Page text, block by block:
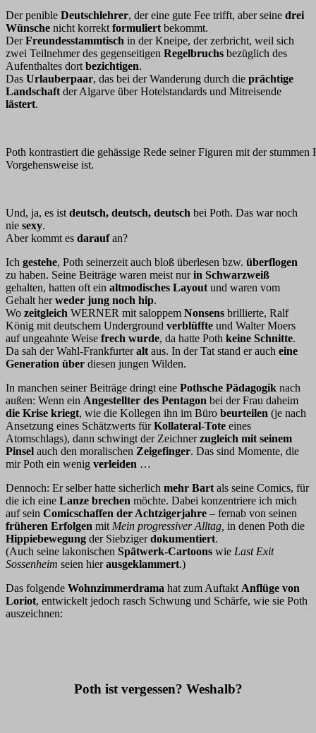
Der penible Deutschlehrer, der eine gute Fee trifft, aber seine drei
Wünsche nicht korrekt formuliert bekommt.
DerFreundesstammtisch in der Kneipe, der zerbricht, weil sich
zwei Teilnehmer des gegenseitigen Regelbruchs bezüglich des
Aufenthaltes dort bezichtigen.
Das Urlauberpaar, das bei der Wanderung durch die prächtige
Landschaft der Algarve über Hotelstandards und Mitreisende
lästert.
Poth kontrastiert die gehässige Rede seiner Figuren mit der
Vorgehensweise ist.
Und, ja, es ist deutsch, deutsch, deutsch bei Poth. Das war noch
nie sexy.
Aber kommt es daraufan?
Ich gestehe, Poth seinerzeit auch bloß überlesen bzw. überflogen
zu haben. Seine Beiträge waren meist nurin Schwarzweiß
gehalten, hatten oft ein altmodisches Layout und waren vom
Gehalt herweder jung noch hip.
Wo zeitgleich WERNER mit saloppem Nonsens brillierte, Ralf
König mit deutschem Underground verblüffte und Walter Moers
auf ungeahnte Weise frech wurde, da hatte Poth keine Schnitte.
Da sah der Wahl-Frankfurteralt aus. In der Tat stand er auch eine
Generation über diesen jungen Wilden.
In manchen seiner Beiträge dringt eine Pothsche Pädagogik nach
außen: Wenn ein Angestellter des Pentagon bei der Frau daheim
die Krise kriegt, wie die Kollegen ihn im Büro beurteilen (je nach
Ansetzung eines Schätzwerts fürKollateral-Tote eines
Atomschlags), dann schwingt der Zeichnerzugleich mit seinem
Pinsel auch den moralischen Zeigefinger. Das sind Momente, die
mir Poth ein wenig verleiden …
Dennoch: Er selber hatte sicherlich mehr Bart als seine Comics, für
die ich eine Lanze brechen möchte. Dabei konzentriere ich mich
auf sein Comicschaffen der Achtzigerjahre – fernab von seinen
früheren Erfolgen mit Mein progressiver Alltag, in denen Poth die
Hippiebewegung der Siebzigerdokumentiert.
(Auch seine lakonischen Spätwerk-Cartoons wie Last Exit
Sossenheim seien hierausgeklammert.)
Das folgende Wohnzimmerdrama hat zum Auftakt Anflüge von
Loriot, entwickelt jedoch rasch Schwung und Schärfe, wie sie Poth
auszeichnen:
Poth ist vergessen? Weshalb?